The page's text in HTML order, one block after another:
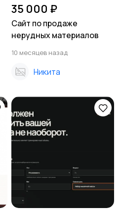
35 000 ₽
Сайт по продаже
нерудных материалов
10 месяцев назад
Никита